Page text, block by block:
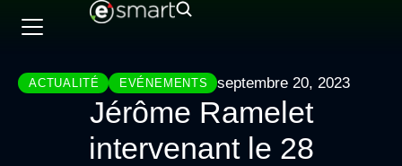
ACTUALITÉ EVÉNEMENTS septembre 20, 2023
Jérôme Ramelet
intervenant le 28